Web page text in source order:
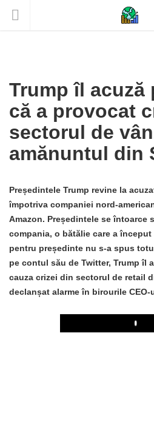
Trump îl acuză
că a provocat
sectorul de
amănuntul din
Președintele Trump revine la
împotriva companiei nord-
Amazon. Președintele se întoarce
compania, o bătălie care a
pentru președinte nu s-a spus
pe contul său de Twitter, Trump îl
cauza crizei din sectorul de retail
declanșat alarme în birourile CEO-
Play